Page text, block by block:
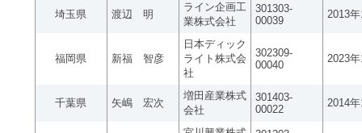
埼玉県 渡辺 明
ライン企画工
業株式会社
301303-
00039
2013
福岡県 新福 智彦
日本ディック
ライト株式会
社
302309-
00040
2023
千葉県 矢嶋 宏次
増田産業株式
会社
301403-
00022
2014